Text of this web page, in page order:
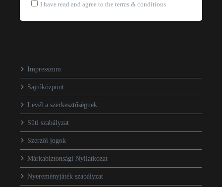
I have read and agree to the terms & conditions
Impresszum
Sajtóközpont
Levél a szerkesztőségnek
Süti szabályzat
Szerzői jogok
Márkabiztonsági Nyilatkozat
Nyereményjáték szabályzat